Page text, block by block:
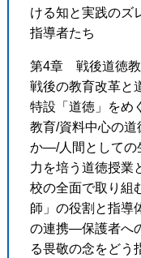
ける知と実践のズ
指導者たち
第4章 戦後道徳教
戦後の教育改革と
特設「道徳」をめ
教育/資料中心の
か―/人間としての
力を培う道徳授業
校の全面で取り組
師」の役割と指導
の連携―保護者へ
る畏敬の念をど